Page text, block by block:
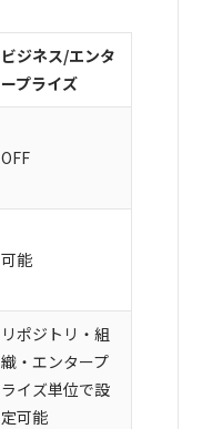
ビジネス/エンタ
ープライズ
OFF
可能
リポジトリ・組
織・エンタープ
ライズ単位で設
定可能